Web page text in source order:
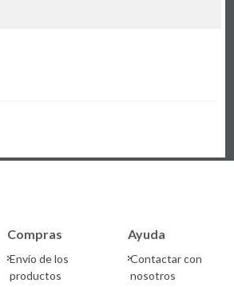
Compras
Envío de los
productos
Ayuda
Contactar con
nosotros